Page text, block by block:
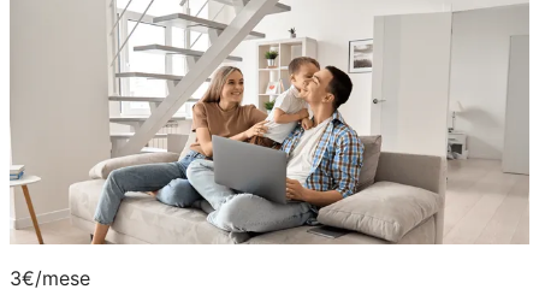
3€/mese